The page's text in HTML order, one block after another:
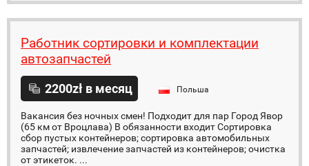
Работник сортировки и комплектации
автозапчастей
2200zł в месяц Польша
Вакансия без ночных смен! Подходит для пар Город Явор
(65 км от Вроцлава) В обязанности входит Сортировка
сбор пустых контейнеров; сортировка автомобильных
запчастей; извлечение запчастей из контейнеров; очистка
от этикеток. ...